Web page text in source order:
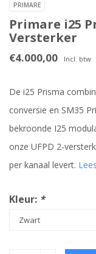
PRIMARE
Primare i25
Versterker
€4.000,00 Incl. btw
De i25 Prisma
conversie en SM35
bekroonde I25
onze UFPD 2-
per kanaal levert.
Kleur: *